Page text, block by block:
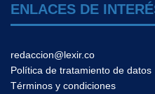
ENLACES DE
redaccion@lexir.co
Política de tratamiento de datos
Términos y condiciones